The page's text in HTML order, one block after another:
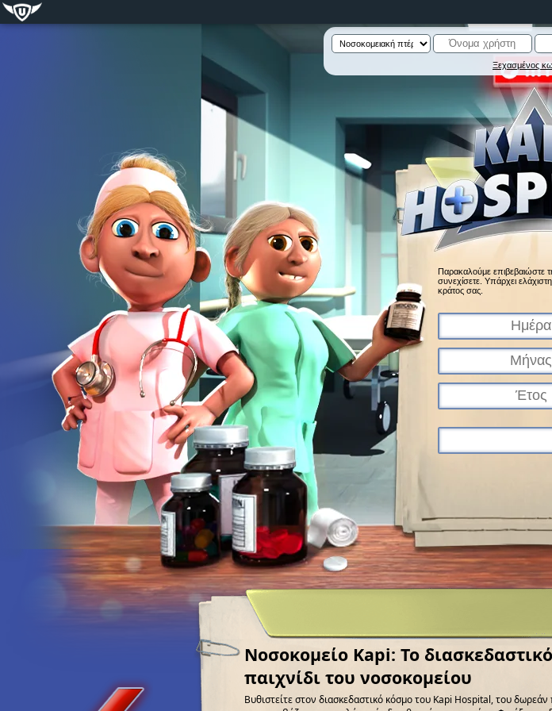
Ξεχασμένος
Παρακαλούμε επιβεβαιώστε
συνεχίσετε. Υπάρχει
κράτος σας.
Νοσοκομείο Kapi: Το
παιχνίδι του νοσοκομείου
Βυθιστείτε στον διασκεδαστικό κόσμο του Kapi Hospital, του δωρεάν